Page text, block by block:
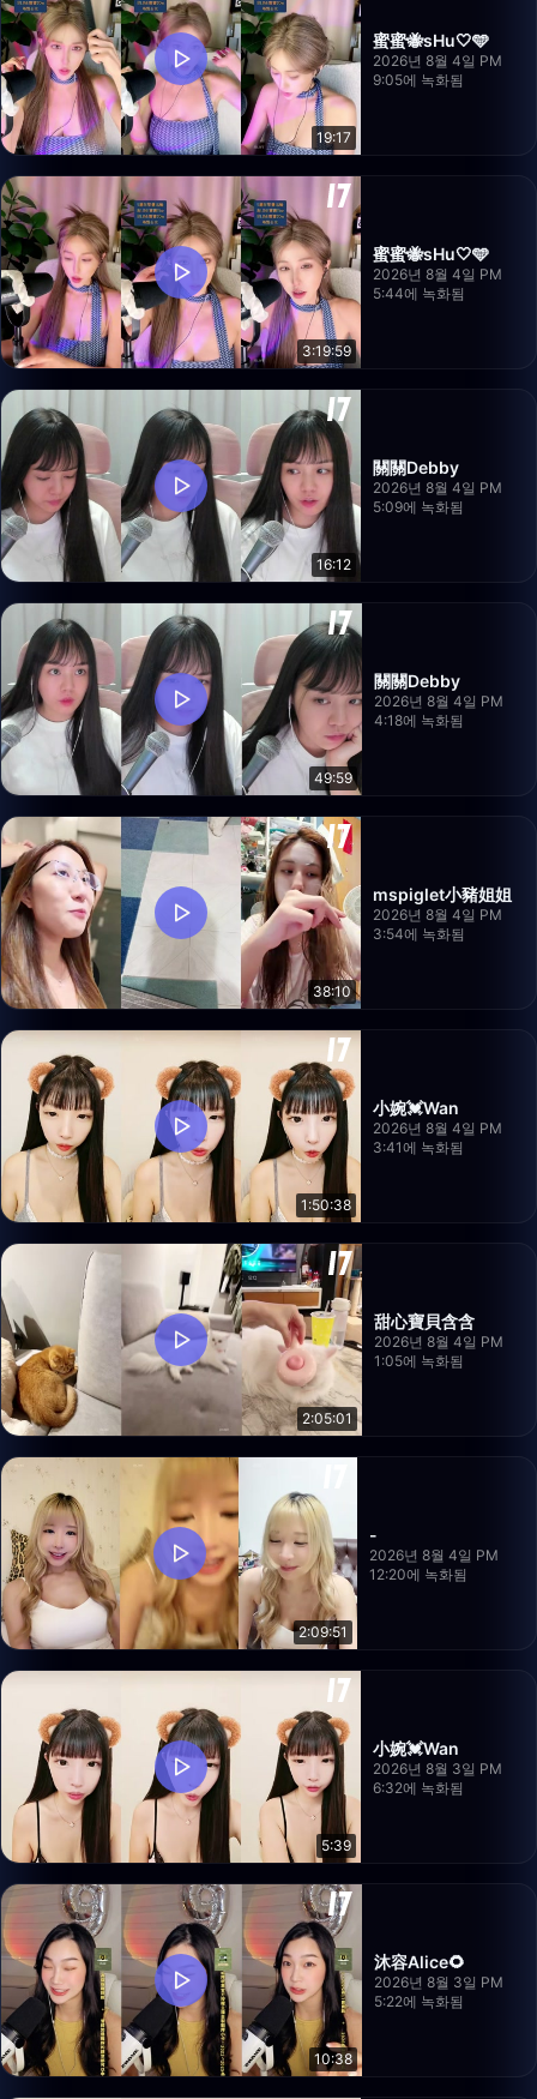
19:17
蜜蜜🐝sHu🤍🩵
2026년 8월 4일 PM
9:05에 녹화됨
3:19:59
蜜蜜🐝sHu🤍🩵
2026년 8월 4일 PM
5:44에 녹화됨
16:12
關關Debby
2026년 8월 4일 PM
5:09에 녹화됨
49:59
關關Debby
2026년 8월 4일 PM
4:18에 녹화됨
38:10
mspiglet小豬姐姐
2026년 8월 4일 PM
3:54에 녹화됨
1:50:38
小婉💓Wan
2026년 8월 4일 PM
3:41에 녹화됨
2:05:01
甜心寶貝含含
2026년 8월 4일 PM
1:05에 녹화됨
2:09:51
-
2026년 8월 4일 PM
12:20에 녹화됨
5:39
小婉💓Wan
2026년 8월 3일 PM
6:32에 녹화됨
10:38
沐容Alice🌻
2026년 8월 3일 PM
5:22에 녹화됨